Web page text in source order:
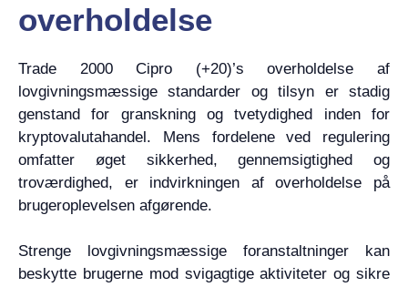
overholdelse
Trade 2000 Cipro (+20)’s overholdelse af
lovgivningsmæssige standarder og tilsyn er stadig
genstand for granskning og tvetydighed inden for
kryptovalutahandel. Mens fordelene ved regulering
omfatter øget sikkerhed, gennemsigtighed og
troværdighed, er indvirkningen af overholdelse på
brugeroplevelsen afgørende.
Strenge lovgivningsmæssige foranstaltninger kan
beskytte brugerne mod svigagtige aktiviteter og sikre